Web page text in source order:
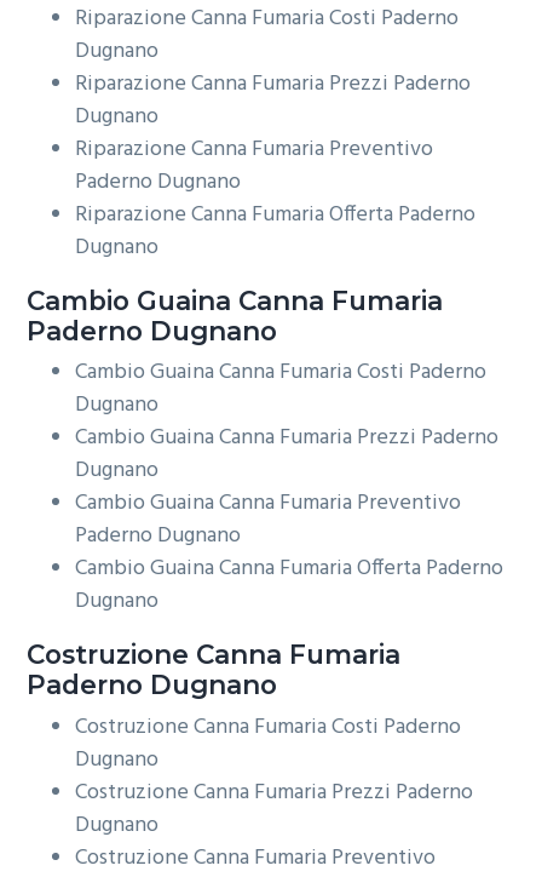
Riparazione Canna Fumaria Costi Paderno
Dugnano
Riparazione Canna Fumaria Prezzi Paderno
Dugnano
Riparazione Canna Fumaria Preventivo
Paderno Dugnano
Riparazione Canna Fumaria Offerta Paderno
Dugnano
Cambio Guaina Canna Fumaria
Paderno Dugnano
Cambio Guaina Canna Fumaria Costi Paderno
Dugnano
Cambio Guaina Canna Fumaria Prezzi Paderno
Dugnano
Cambio Guaina Canna Fumaria Preventivo
Paderno Dugnano
Cambio Guaina Canna Fumaria Offerta Paderno
Dugnano
Costruzione Canna Fumaria
Paderno Dugnano
Costruzione Canna Fumaria Costi Paderno
Dugnano
Costruzione Canna Fumaria Prezzi Paderno
Dugnano
Costruzione Canna Fumaria Preventivo